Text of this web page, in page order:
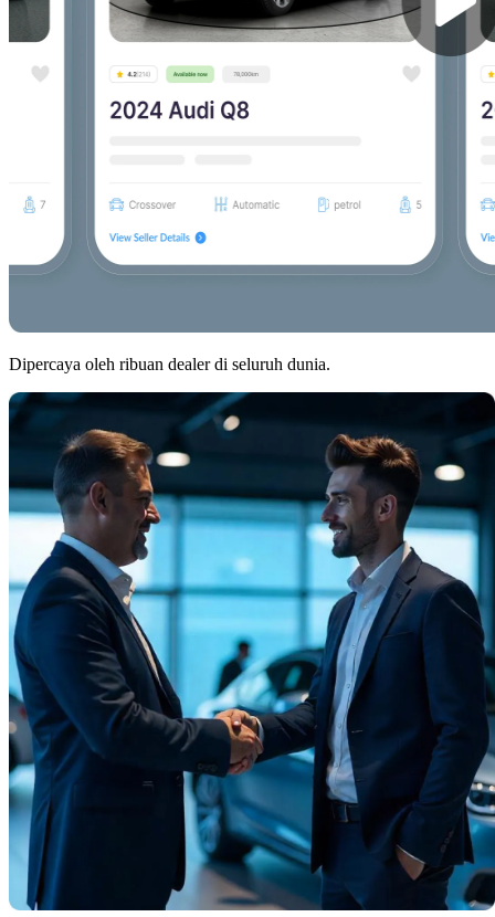
Dipercaya oleh ribuan dealer di seluruh dunia.